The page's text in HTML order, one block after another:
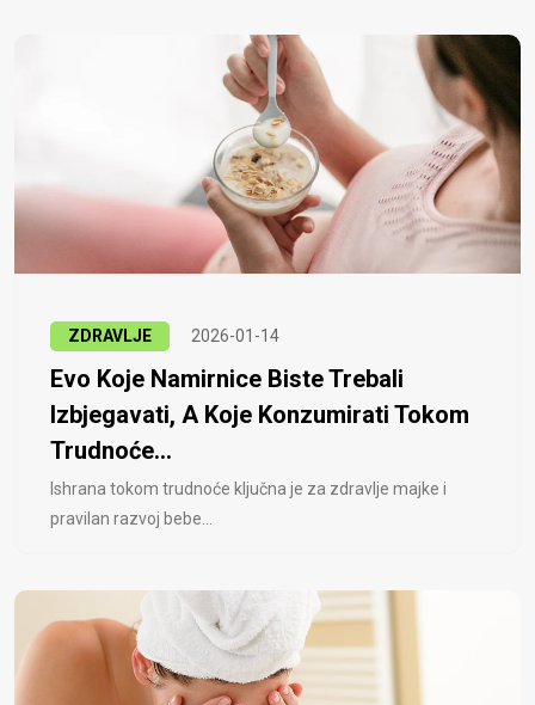
ZDRAVLJE 2026-01-14
Evo Koje Namirnice Biste Trebali
Izbjegavati, A Koje Konzumirati Tokom
Trudnoće...
Ishrana tokom trudnoće ključna je za zdravlje majke i
pravilan razvoj bebe...